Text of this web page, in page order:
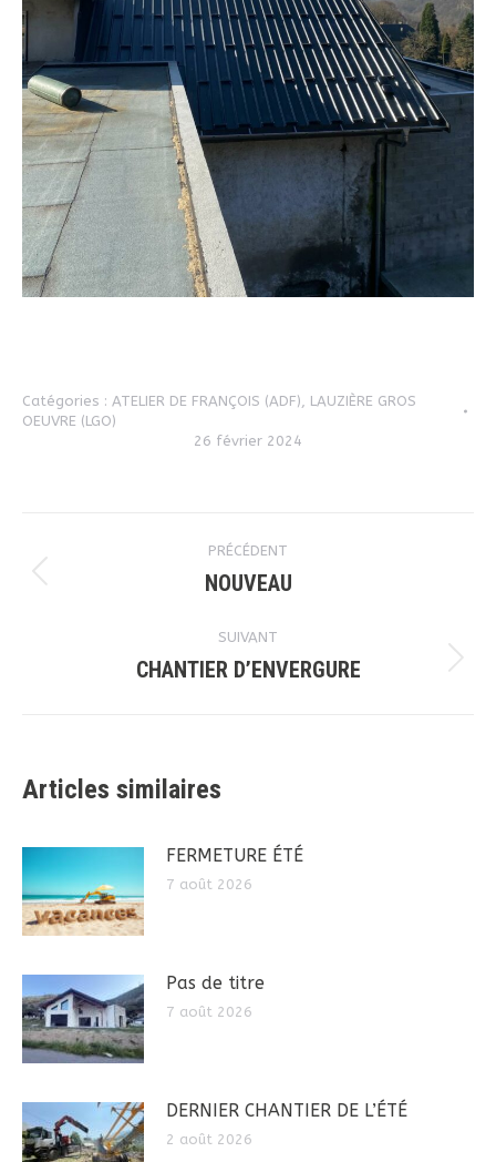
Catégories : ATELIER DE FRANÇOIS (ADF), LAUZIÈRE GROS
OEUVRE (LGO)
26 février 2024
article
PRÉCÉDENT
Article
:
NOUVEAU
SUIVANT
Article
CHANTIER D’ENVERGURE
Articles similaires
FERMETURE ÉTÉ
7 août 2026
Pas de titre
7 août 2026
DERNIER CHANTIER DE L’ÉTÉ
2 août 2026